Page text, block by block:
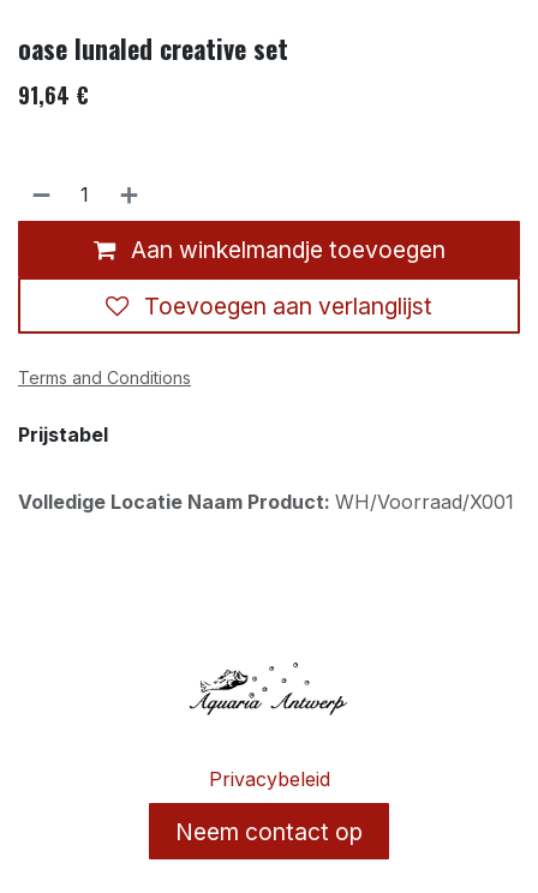
oase lunaled creative set
91,64 €
Aan winkelmandje toevoegen
Toevoegen aan verlanglijst
Terms and Conditions
Prijstabel
Volledige Locatie Naam Product: WH/Voorraad/X001
Privacybeleid
Neem contact op